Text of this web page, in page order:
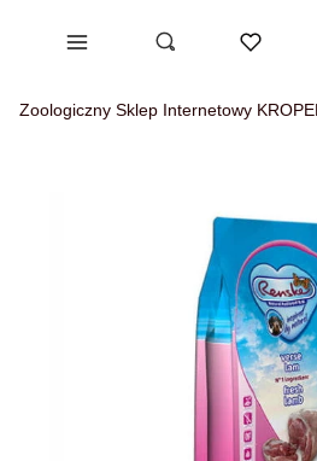
Menu Otwórz
Szukaj Ulubione
Zoologiczny Sklep Internetowy